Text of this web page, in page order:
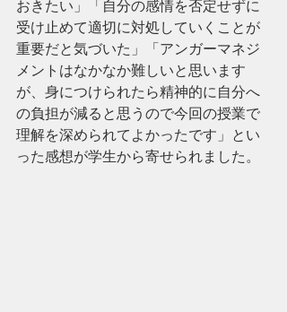
おきたい」「自分の感情を否定せずに
受け止めて適切に対処していくことが
重要だと気づいた」「アンガーマネジ
メントはなかなか難しいと思います
が、身につけられたら精神的に自分へ
の負担が減ると思うので今回の授業で
理解を深められてよかったです」とい
った感想が学生から寄せられました。